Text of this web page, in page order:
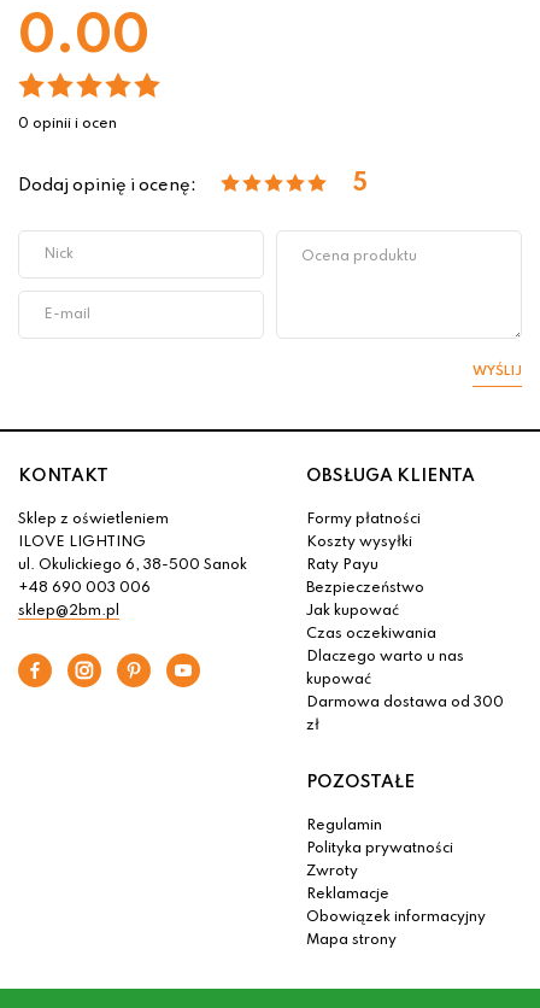
0.00
0 opinii i ocen
Dodaj opinię i ocenę: 5
WYŚLIJ
KONTAKT
Sklep z oświetleniem
ILOVE LIGHTING
ul. Okulickiego 6, 38-500 Sanok
+48 690 003 006
sklep@2bm.pl
OBSŁUGA KLIENTA
Formy płatności
Koszty wysyłki
Raty Payu
Bezpieczeństwo
Jak kupować
Czas oczekiwania
Dlaczego warto u nas
kupować
Darmowa dostawa od 300
zł
POZOSTAŁE
Regulamin
Polityka prywatności
Zwroty
Reklamacje
Obowiązek informacyjny
Mapa strony